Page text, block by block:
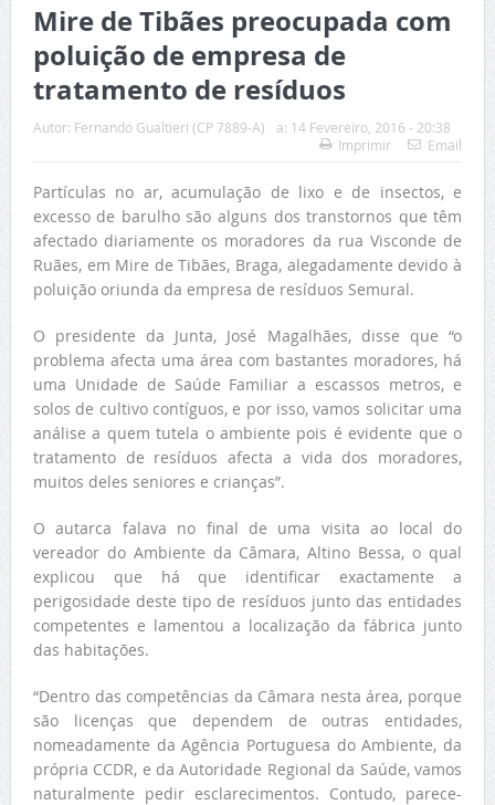
Mire de Tibães preocupada com
poluição de empresa de
tratamento de resíduos
Autor: Fernando Gualtieri (CP 7889-A) a: 14 Fevereiro, 2016 - 20:38
Imprimir
Email
Partículas no ar, acumulação de lixo e de insectos, e
excesso de barulho são alguns dos transtornos que têm
afectado diariamente os moradores da rua Visconde de
Ruães, em Mire de Tibães, Braga, alegadamente devido à
poluição oriunda da empresa de resíduos Semural.
O presidente da Junta, José Magalhães, disse que “o
problema afecta uma área com bastantes moradores, há
uma Unidade de Saúde Familiar a escassos metros, e
solos de cultivo contíguos, e por isso, vamos solicitar uma
análise a quem tutela o ambiente pois é evidente que o
tratamento de resíduos afecta a vida dos moradores,
muitos deles seniores e crianças”.
O autarca falava no final de uma visita ao local do
vereador do Ambiente da Câmara, Altino Bessa, o qual
explicou que há que identificar exactamente a
perigosidade deste tipo de resíduos junto das entidades
competentes e lamentou a localização da fábrica junto
das habitações.
“Dentro das competências da Câmara nesta área, porque
são licenças que dependem de outras entidades,
nomeadamente da Agência Portuguesa do Ambiente, da
própria CCDR, e da Autoridade Regional da Saúde, vamos
naturalmente pedir esclarecimentos. Contudo, parece-